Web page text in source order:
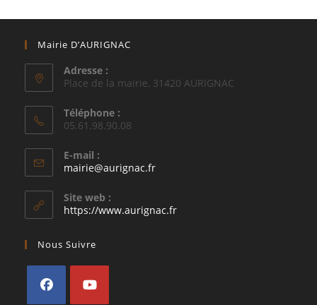
Mairie D’AURIGNAC
Adresse :
Place de la mairie, 31420 AURIGNAC
Téléphone :
05.61.98.90.08
E-mail :
mairie@aurignac.frS’ouvre
application
Site web :
https://www.aurignac.fr
Nous Suivre